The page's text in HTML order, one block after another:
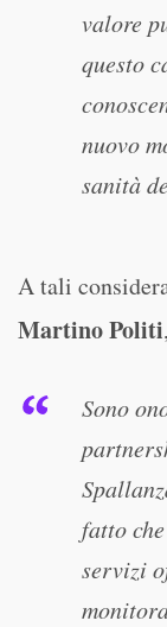
valore
questo
nuovo
sanità
A tali
Martino Politi
Sono
fatto
servizi